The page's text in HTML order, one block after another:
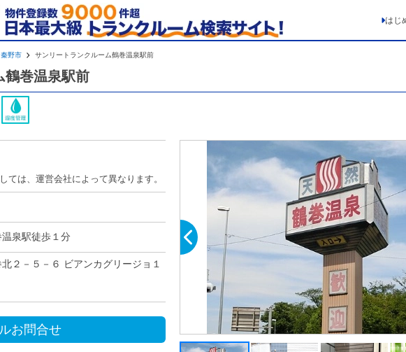
はじ
秦野市 サンリートランクルーム鶴巻温泉駅前
鶴巻温泉駅前
ては、運営会社によって異なります。
泉駅徒歩１分
２－５－６ ビアンカグリージョ１
お問合せ